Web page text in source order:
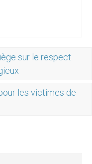
sur le respect
les victimes de